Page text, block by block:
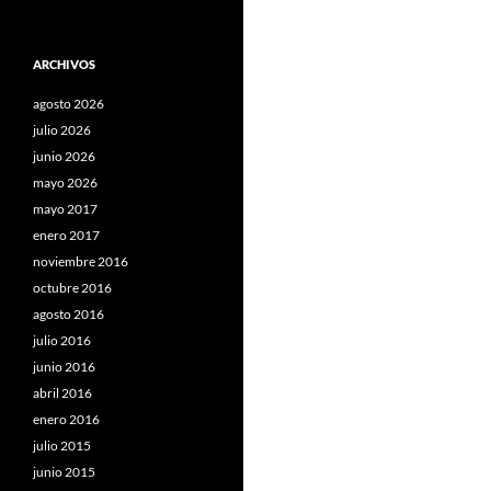
ARCHIVOS
agosto 2026
julio 2026
junio 2026
mayo 2026
mayo 2017
enero 2017
noviembre 2016
octubre 2016
agosto 2016
julio 2016
junio 2016
abril 2016
enero 2016
julio 2015
junio 2015